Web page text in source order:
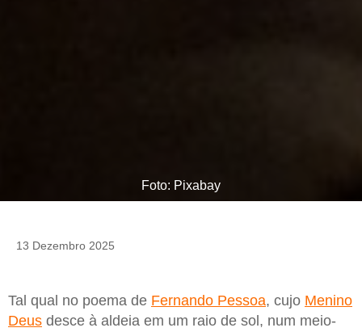
Foto: Pixabay
13 Dezembro 2025
Tal qual no poema de Fernando Pessoa, cujo Menino
Deus desce à aldeia em um raio de sol, num meio-